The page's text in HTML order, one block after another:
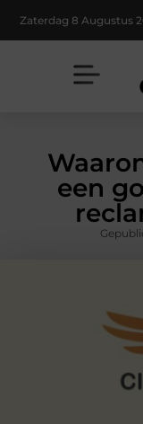
Zaterdag 8 Augustus
een